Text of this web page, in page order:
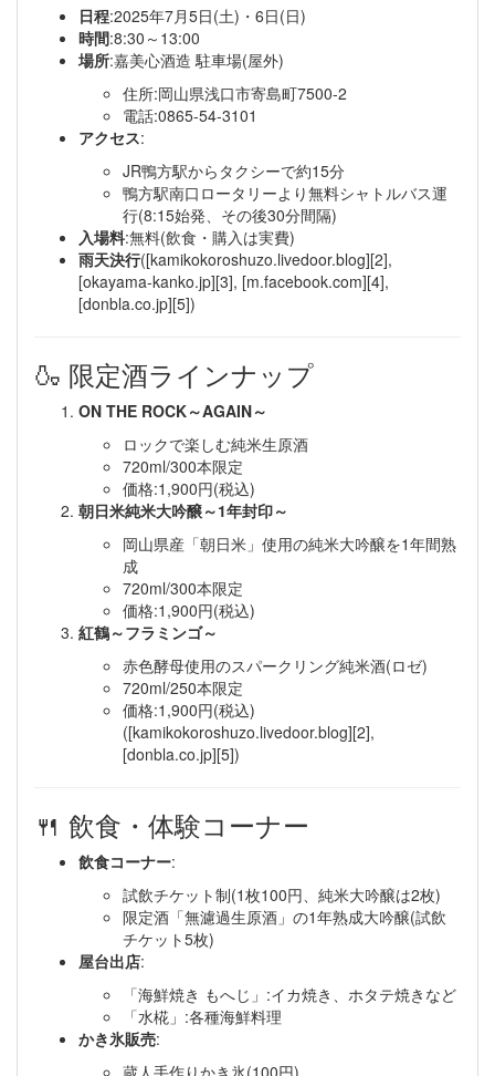
日程:2025年7月5日(土)・6日(日)
時間:8:30～13:00
場所:嘉美心酒造 駐車場(屋外)
住所:岡山県浅口市寄島町7500-2
電話:0865-54-3101
アクセス:
JR鴨方駅からタクシーで約15分
鴨方駅南口ロータリーより無料シャトルバス運
行(8:15始発、その後30分間隔)
入場料:無料(飲食・購入は実費)
雨天決行([kamikokoroshuzo.livedoor.blog][2],
[okayama-kanko.jp][3], [m.facebook.com][4],
[donbla.co.jp][5])
🍶 限定酒ラインナップ
ON THE ROCK～AGAIN～
ロックで楽しむ純米生原酒
720ml/300本限定
価格:1,900円(税込)
朝日米純米大吟醸～1年封印～
岡山県産「朝日米」使用の純米大吟醸を1年間熟
成
720ml/300本限定
価格:1,900円(税込)
紅鶴～フラミンゴ～
赤色酵母使用のスパークリング純米酒(ロゼ)
720ml/250本限定
価格:1,900円(税込)
([kamikokoroshuzo.livedoor.blog][2],
[donbla.co.jp][5])
🍴 飲食・体験コーナー
飲食コーナー:
試飲チケット制(1枚100円、純米大吟醸は2枚)
限定酒「無濾過生原酒」の1年熟成大吟醸(試飲
チケット5枚)
屋台出店:
「海鮮焼き もへじ」:イカ焼き、ホタテ焼きなど
「水椛」:各種海鮮料理
かき氷販売: